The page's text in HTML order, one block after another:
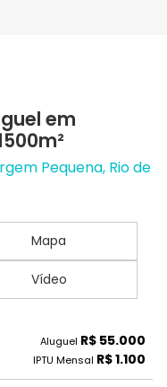
em
Pequena, Rio de
Mapa
Vídeo
Aluguel R$ 55.000
IPTU Mensal R$ 1.100